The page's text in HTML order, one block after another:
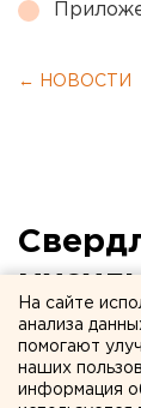
← НОВОСТИ
На сайте
анализа
помогают
наших
информация